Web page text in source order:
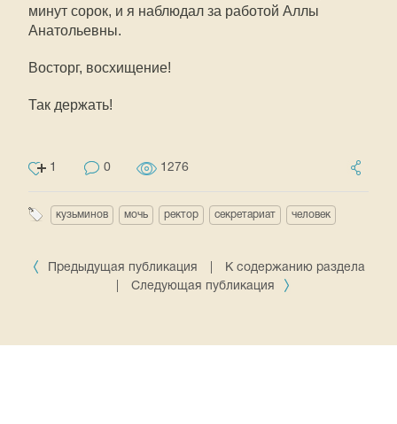
минут сорок, и я наблюдал за работой Аллы
Анатольевны.
Восторг, восхищение!
Так держать!
1 0 1276
кузьминов мочь ректор секретариат человек
Предыдущая публикация
К содержанию раздела
Следующая публикация